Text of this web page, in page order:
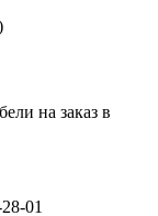
на заказ в
01